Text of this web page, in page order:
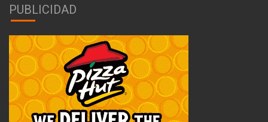
PUBLICIDAD